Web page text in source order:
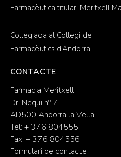
Farmacèutica titular: Meritxell
Col·legiada al Col·legi de
Farmacèutics d’Andorra
CONTACTE
Farmacia Meritxell
Dr. Nequi nº 7
AD500 Andorra la Vella
Tel: + 376 804555
Fax: + 376 804556
Formulari de contacte